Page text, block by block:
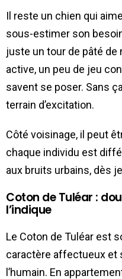
Il reste un chien qui
sous-estimer son
juste un tour de pâté de
active, un peu de jeu
savent se poser. Sans
terrain d’excitation.
Côté voisinage, il peut
chaque individu est
aux bruits urbains, dès
Coton de Tuléar :
l’indique
Le Coton de Tuléar est
caractère affectueux et
l’humain. En